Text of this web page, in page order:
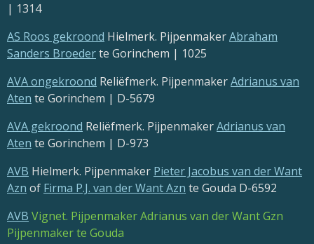
| 1314
AS Roos gekroond Hielmerk. PijpenmakerAbraham
Sanders Broederte Gorinchem | 1025
AVA ongekroond Reliëfmerk. PijpenmakerAdrianus van
Aten te Gorinchem | D-5679
AVA gekroond Reliëfmerk. PijpenmakerAdrianus van
Aten te Gorinchem | D-973
AVB Hielmerk. Pijpenmaker Pieter Jacobus van der Want
Azn of Firma P.J. van der Want Azn te Gouda D-6592
AVB Vignet. Pijpenmaker Adrianus van der Want Gzn
Pijpenmaker te Gouda